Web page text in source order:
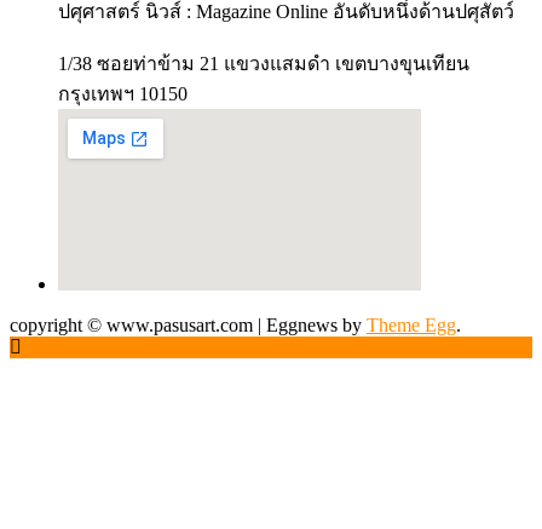
ปศุศาสตร์ นิวส์ : Magazine Online อันดับหนึ่งด้านปศุสัตว์
1/38 ซอยท่าข้าม 21 แขวงแสมดำ เขตบางขุนเทียน
กรุงเทพฯ 10150
copyright © www.pasusart.com | Eggnews by Theme Egg.